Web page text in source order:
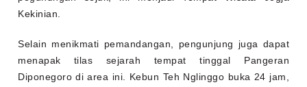
Kekinian.
Selain menikmati pemandangan, pengunjung juga dapat
menapak tilas sejarah tempat tinggal Pangeran
Diponegoro di area ini. Kebun Teh Nglinggo buka 24 jam,